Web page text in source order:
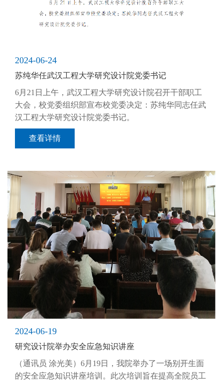
2024-06-24
苏纯华任武汉工程大学研究设计院党委书记
6月21日上午，武汉工程大学研究设计院召开干部职工
大会，校党委组织部宣布校党委决定：苏纯华同志任武
汉工程大学研究设计院党委书记。
查看详情
2024-06-19
研究设计院举办安全应急知识讲座
（通讯员 涂光美）6月19日，我院举办了一场别开生面
的安全应急知识讲座培训。此次培训旨在提高全院员工